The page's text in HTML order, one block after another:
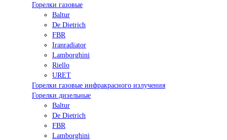
Горелки газовые
Baltur
De Dietrich
FBR
Iranradiator
Lamborghini
Riello
URET
Горелки газовые инфракрасного излучения
Горелки дизельные
Baltur
De Dietrich
FBR
Lamborghini